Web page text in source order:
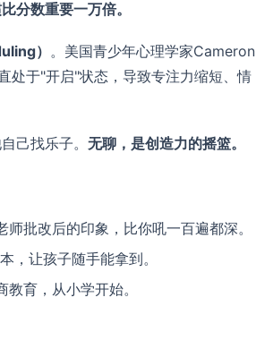
分数重要一万倍。
） 。美国青少年心理学家Cameron
处于"开启"状态，导致专注力缩短、情
己找乐子。 无聊，是创造力的摇篮。
批改后的印象，比你吼一百遍都深。
，让孩子随手能拿到。
育，从小学开始。